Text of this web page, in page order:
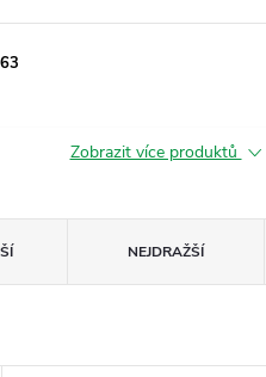
Zobrazit více produktů
NEJDRAŽŠÍ